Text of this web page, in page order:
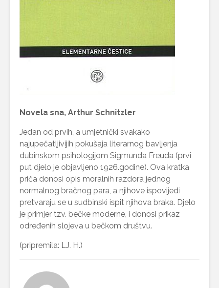
Novela sna, Arthur Schnitzler
Jedan od prvih, a umjetnički svakako
najupečatljivijih pokušaja literarnog bavljenja
dubinskom psihologijom Sigmunda Freuda (prvi
put djelo je objavljeno 1926.godine). Ova kratka
priča donosi opis moralnih razdora jednog
normalnog bračnog para, a njihove ispovijedi
pretvaraju se u sudbinski ispit njihova braka. Djelo
je primjer tzv. bečke moderne, i donosi prikaz
određenih slojeva u bečkom društvu.
(pripremila: LJ. H.)